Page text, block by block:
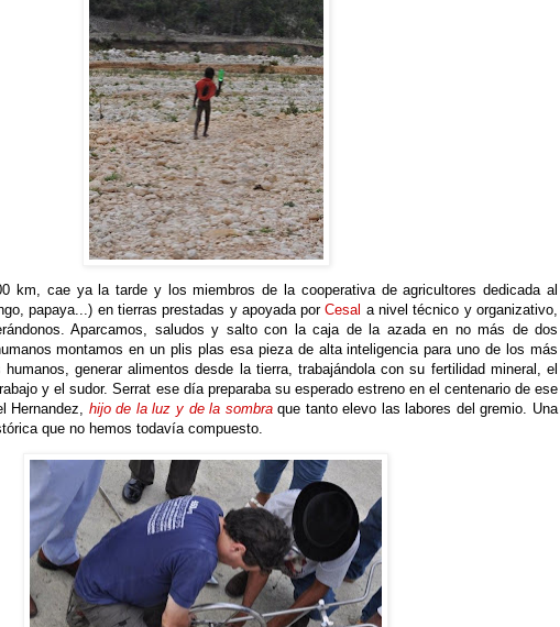
km, cae ya la tarde y los miembros de la cooperativa de agricultores dedicada al
papaya...) en tierras prestadas y apoyada porCesal a nivel técnico y organizativo,
Aparcamos, saludos y salto con la caja de la azada en no más de dos
montamos en un plis plas esa pieza de alta inteligencia para uno de los más
humanos, generar alimentos desde la tierra, trabajándola con su fertilidad mineral, el
y el sudor. Serrat ese día preparaba su esperado estreno en el centenario de ese
Hernandez, hijo de la luz y de la sombraque tanto elevo las labores del gremio. Una
que no hemos todavía compuesto.